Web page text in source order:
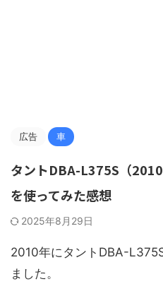
広告 車
タントDBA-L375S（
を使ってみた感想
2025年8月29日
2010年にタントDBA-
ました。